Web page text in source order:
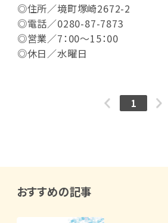
◎住所／境町塚崎2672-2
◎電話／0280-87-7873
◎営業／7：00～15：00
◎休日／水曜日
1
おすすめの記事